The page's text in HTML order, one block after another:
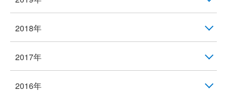
2018年
2017年
2016年